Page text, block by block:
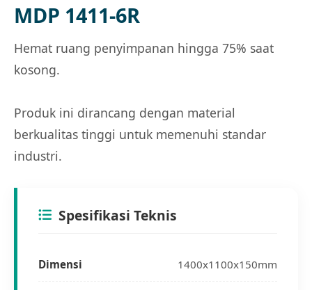
MDP 1411-6R
Hemat ruang penyimpanan hingga 75% saat
kosong.
Produk ini dirancang dengan material
berkualitas tinggi untuk memenuhi standar
industri.
Spesifikasi Teknis
Dimensi 1400x1100x150mm